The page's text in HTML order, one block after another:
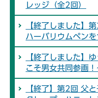
レッジ（全2回）
【終了しました】
ハーバリウムペン
【終了しました】
こそ男女共同参画！
【終了】第2回 父